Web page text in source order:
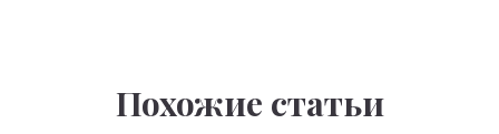
Похожие статьи